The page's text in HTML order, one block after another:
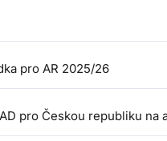
pro AR 2025/26
pro Českou republiku na